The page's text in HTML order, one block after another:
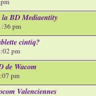
BD Mediaentity
pm
cintiq?
pm
de Wacom
pm
Valenciennes